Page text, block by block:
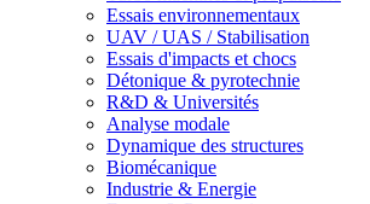
Essais environnementaux
UAV / UAS / Stabilisation
Essais d'impacts et chocs
Détonique & pyrotechnie
R&D & Universités
Analyse modale
Dynamique des structures
Biomécanique
Industrie & Energie